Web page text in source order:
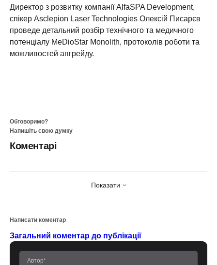
Директор з розвитку компанії AlfaSPA Development,
спікер Asclepion Laser Technologies Олексій Писарєв
проведе детальний розбір технічного та медичного
потенціалу MeDioStar Monolith, протоколів роботи та
можливостей апгрейду.
Обговоримо?
Напишіть свою думку
Коментарі
Показати
Написати коментар
Загальний коментар до публікації